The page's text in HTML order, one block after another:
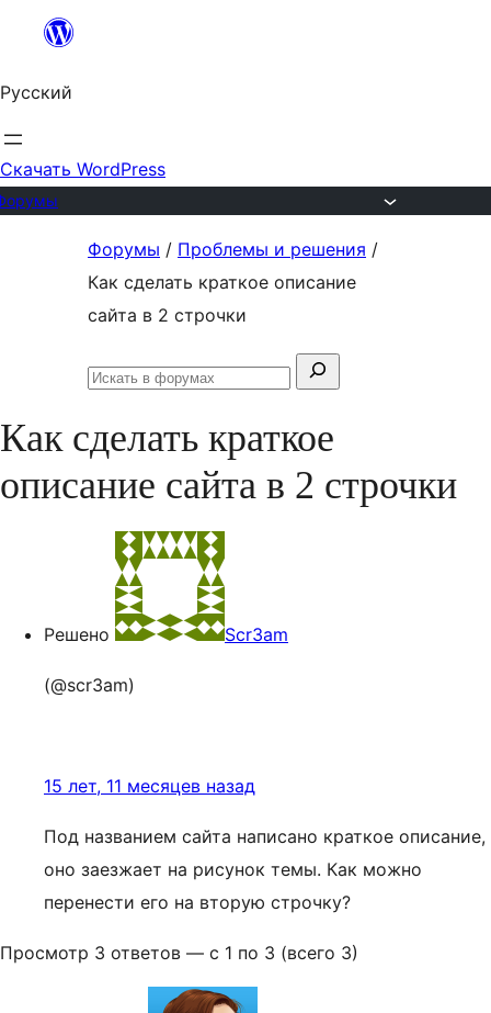
Перейти
содержимому
Русский
Скачать WordPress
содержимому
Форумы / Проблемы и решения /
Как сделать краткое описание
сайта в 2 строчки
Поиск:
Искать
Как сделать краткое
описание сайта в 2 строчки
Решено Scr3am
(@scr3am)
15 лет, 11 месяцев назад
Под названием сайта написано краткое описание,
оно заезжает на рисунок темы. Как можно
перенести его на вторую строчку?
Просмотр 3 ответов — с 1 по 3 (всего 3)